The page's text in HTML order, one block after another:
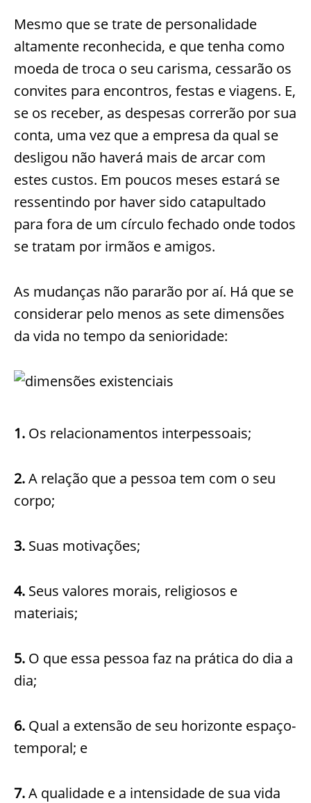
Mesmo que se trate de personalidade
altamente reconhecida, e que tenha como
moeda de troca o seu carisma, cessarão os
convites para encontros, festas e viagens. E,
se os receber, as despesas correrão por sua
conta, uma vez que a empresa da qual se
desligou não haverá mais de arcar com
estes custos. Em poucos meses estará se
ressentindo por haver sido catapultado
para fora de um círculo fechado onde todos
se tratam por irmãos e amigos.
As mudanças não pararão por aí. Há que se
considerar pelo menos as sete dimensões
da vida no tempo da senioridade:
1. Os relacionamentos interpessoais;
2.A relação que a pessoa tem com o seu
corpo;
3. Suas motivações;
4. Seus valores morais, religiosos e
materiais;
5. O que essa pessoa faz na prática do dia a
dia;
6. Qual a extensão de seu horizonte espaço-
temporal; e
7.A qualidade e a intensidade de sua vida